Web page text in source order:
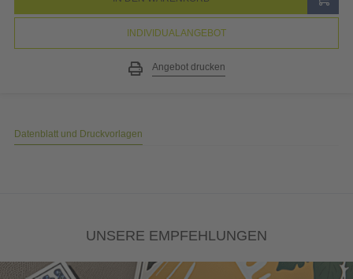
INDIVIDUALANGEBOT
Angebot drucken
Datenblatt und Druckvorlagen
UNSERE EMPFEHLUNGEN